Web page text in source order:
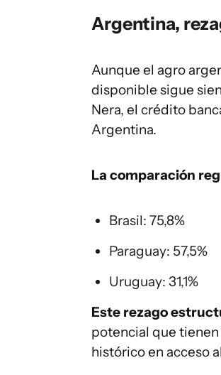
Argentina,
Aunque el agro
disponible sigue
Nera, el crédito
Argentina.
La comparación
Brasil: 75,8%
Paraguay: 57,5%
Uruguay: 31,1%
Este rezago
potencial que
histórico en acceso